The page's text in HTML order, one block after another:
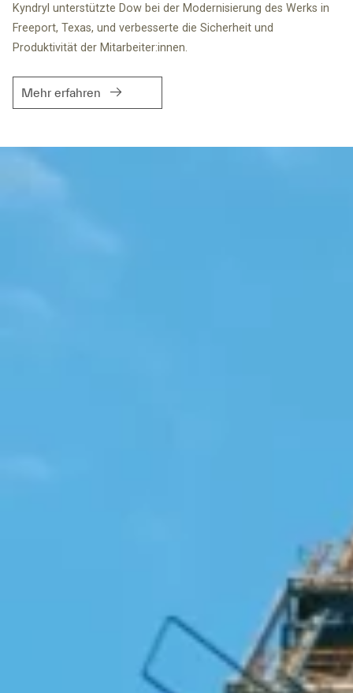
Kyndryl unterstützte Dow bei der Modernisierung des Werks in
Freeport, Texas, und verbesserte die Sicherheit und
Produktivität der Mitarbeiter:innen.
Mehr erfahren